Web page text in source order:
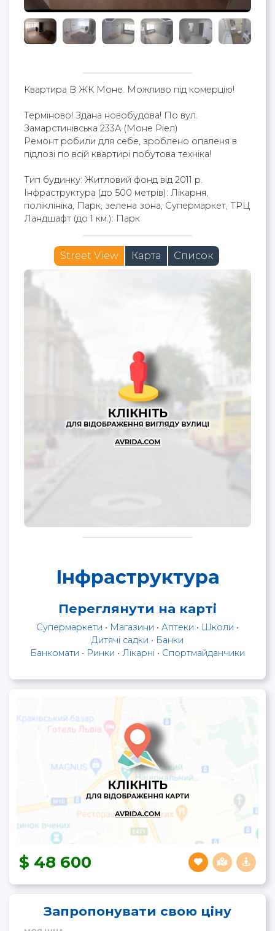
Квартира В ЖК Моне. Можливо під комерцію!
Терміново! Здана новобудова! По вул.
Замарстинівська 233А (Моне Ріел)
Ремонт робили для себе, зроблено опаленя в
підлозі по всій квартирі побутова техніка!
Тип будинку: Житловий фонд від 2011 р.
Інфраструктура (до 500 метрів): Лікарня,
поліклініка, Парк, зелена зона, Супермаркет, ТРЦ
Ландшафт (до 1 км.): Парк
Street View Карта Список
Інфраструктура
Переглянути на карті
Супермаркети • Магазини • Аптеки • Школи •
Дитячі садки • Банки
Банкомати • Ринки • Лікарні • Спортмайданчики
48 600
Запропонувати свою ціну